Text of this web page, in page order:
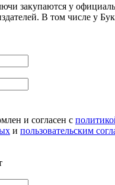
закупаются у
В том числе у
и согласен с
и пользовательским